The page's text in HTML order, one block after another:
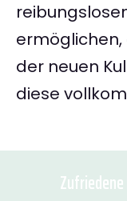
der neuen
diese